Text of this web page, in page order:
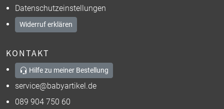
Datenschutzeinstellungen
Widerruf erklären
KONTAKT
Hilfe zu meiner Bestellung
service@babyartikel.de
089 904 750 60